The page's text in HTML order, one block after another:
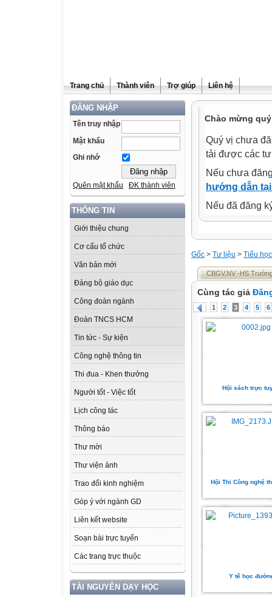
Trang chủ Thành viên Trợ giúp Liên hệ
ĐĂNG NHẬP
Tên truy nhập
Mật khẩu
Ghi nhớ
Quên mật khẩu ĐK thành viên
THÔNG TIN
Giới thiệu chung
Cơ cấu tổ chức
Văn bản mới
Đảng bộ giáo dục
Công đoàn ngành
Đoàn TNCS HCM
Tin tức - Sự kiện
Công nghệ thông tin
Thi đua - Khen thưởng
Người tốt - Việc tốt
Lịch công tác
Thông báo
Thư mời
Thư viện ảnh
Trao đổi kinh nghiệm
Góp ý với ngành GD
Liên kết website
Soạn bài trực tuyến
Các trang trực thuộc
TÀI NGUYÊN DẠY HỌC
Chào mừng
Quý vị chưa
tải được các
Nếu chưa
hướng dẫn
Nếu đã đăng
Gốc > Tư liệu > Tiểu học
CBGV,NV -HS
Cùng tác giả
1 2 3 4 5 6
Hội sách trực
Hội Thi Công nghệ
Y tế học